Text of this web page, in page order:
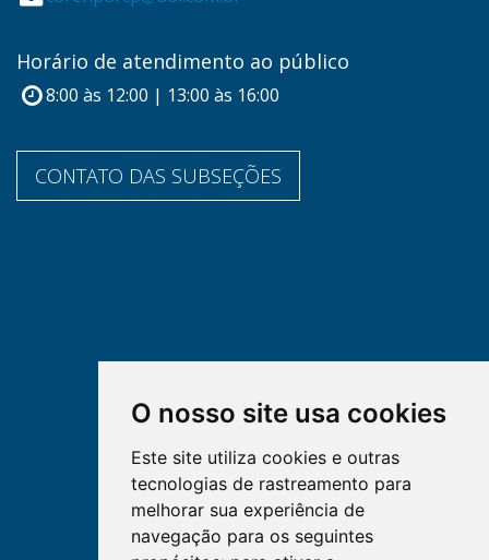
O nosso site usa cookies
Este site utiliza cookies e outras
tecnologias de rastreamento para
melhorar sua experiência de
navegação para os seguintes
Horário de atendimento ao público
8:00 às 12:00 | 13:00 às 16:00
CONTATO DAS SUBSEÇÕES